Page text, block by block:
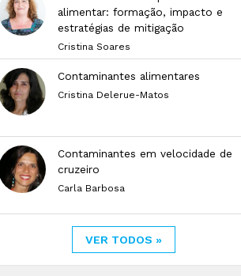
alimentar: formação, impacto e
estratégias de mitigação
Cristina Soares
Contaminantes alimentares
Cristina Delerue-Matos
Contaminantes em velocidade de
cruzeiro
Carla Barbosa
VER TODOS »